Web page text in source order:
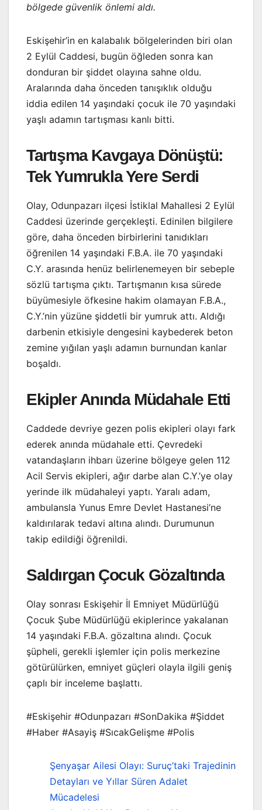
bölgede güvenlik önlemi aldı.
Eskişehir’in en kalabalık bölgelerinden biri olan
2 Eylül Caddesi, bugün öğleden sonra kan
donduran bir şiddet olayına sahne oldu.
Aralarında daha önceden tanışıklık olduğu
iddia edilen 14 yaşındaki çocuk ile 70 yaşındaki
yaşlı adamın tartışması kanlı bitti.
Tartışma Kavgaya Dönüştü:
Tek Yumrukla Yere Serdi
Olay, Odunpazarı ilçesi İstiklal Mahallesi 2 Eylül
Caddesi üzerinde gerçekleşti. Edinilen bilgilere
göre, daha önceden birbirlerini tanıdıkları
öğrenilen 14 yaşındaki F.B.A. ile 70 yaşındaki
C.Y. arasında henüz belirlenemeyen bir sebeple
sözlü tartışma çıktı. Tartışmanın kısa sürede
büyümesiyle öfkesine hakim olamayan F.B.A.,
C.Y.’nin yüzüne şiddetli bir yumruk attı. Aldığı
darbenin etkisiyle dengesini kaybederek beton
zemine yığılan yaşlı adamın burnundan kanlar
boşaldı.
Ekipler Anında Müdahale Etti
Caddede devriye gezen polis ekipleri olayı fark
ederek anında müdahale etti. Çevredeki
vatandaşların ihbarı üzerine bölgeye gelen 112
Acil Servis ekipleri, ağır darbe alan C.Y.’ye olay
yerinde ilk müdahaleyi yaptı. Yaralı adam,
ambulansla Yunus Emre Devlet Hastanesi’ne
kaldırılarak tedavi altına alındı. Durumunun
takip edildiği öğrenildi.
Saldırgan Çocuk Gözaltında
Olay sonrası Eskişehir İl Emniyet Müdürlüğü
Çocuk Şube Müdürlüğü ekiplerince yakalanan
14 yaşındaki F.B.A. gözaltına alındı. Çocuk
şüpheli, gerekli işlemler için polis merkezine
götürülürken, emniyet güçleri olayla ilgili geniş
çaplı bir inceleme başlattı.
#Eskişehir #Odunpazarı #SonDakika #Şiddet
#Haber #Asayiş #SıcakGelişme #Polis
Şenyaşar Ailesi Olayı: Suruç’taki Trajedinin
Detayları ve Yıllar Süren Adalet
Mücadelesi